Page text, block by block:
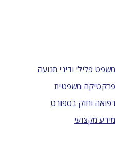
משפט פלילי ודיני תנועה
פרקטיקה משפטית
רפואה וחוק בספורט
מידע מקצועי